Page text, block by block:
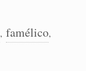
, famélico,